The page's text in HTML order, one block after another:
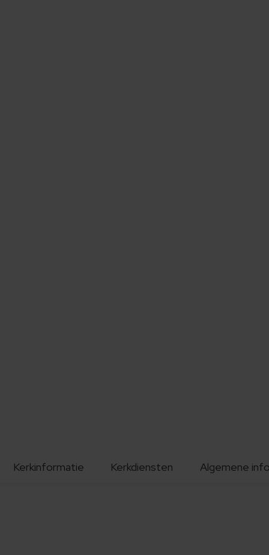
Kerkinformatie Kerkdiensten Algemene